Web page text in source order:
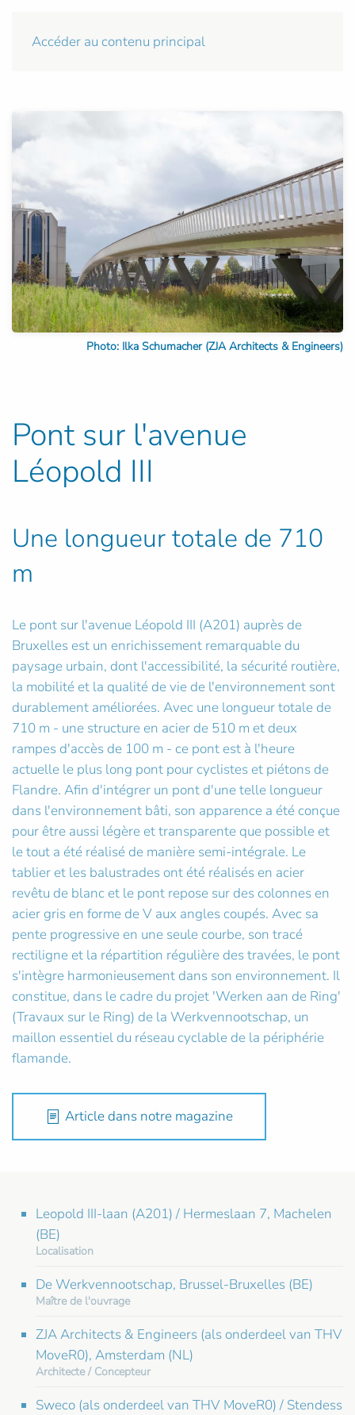
Accéder au contenu principal
Photo: Ilka Schumacher (ZJA Architects & Engineers)
Pont sur l'avenue
Léopold III
Une longueur totale de 710
m
Le pont sur l'avenue Léopold III (A201) auprès de
Bruxelles est un enrichissement remarquable du
paysage urbain, dont l'accessibilité, la sécurité routière,
la mobilité et la qualité de vie de l'environnement sont
durablement améliorées. Avec une longueur totale de
710 m - une structure en acier de 510 m et deux
rampes d'accès de 100 m - ce pont est à l'heure
actuelle le plus long pont pour cyclistes et piétons de
Flandre. Afin d'intégrer un pont d'une telle longueur
dans l'environnement bâti, son apparence a été conçue
pour être aussi légère et transparente que possible et
le tout a été réalisé de manière semi-intégrale. Le
tablier et les balustrades ont été réalisés en acier
revêtu de blanc et le pont repose sur des colonnes en
acier gris en forme de V aux angles coupés. Avec sa
pente progressive en une seule courbe, son tracé
rectiligne et la répartition régulière des travées, le pont
s'intègre harmonieusement dans son environnement. Il
constitue, dans le cadre du projet 'Werken aan de Ring'
(Travaux sur le Ring) de la Werkvennootschap, un
maillon essentiel du réseau cyclable de la périphérie
flamande.
Article dans notre magazine
Leopold III-laan (A201) / Hermeslaan 7, Machelen
(BE)
Localisation
De Werkvennootschap, Brussel-Bruxelles (BE)
Maître de l'ouvrage
ZJA Architects & Engineers (als onderdeel van THV
MoveR0), Amsterdam (NL)
Architecte / Concepteur
Sweco (als onderdeel van THV MoveR0) / Stendess